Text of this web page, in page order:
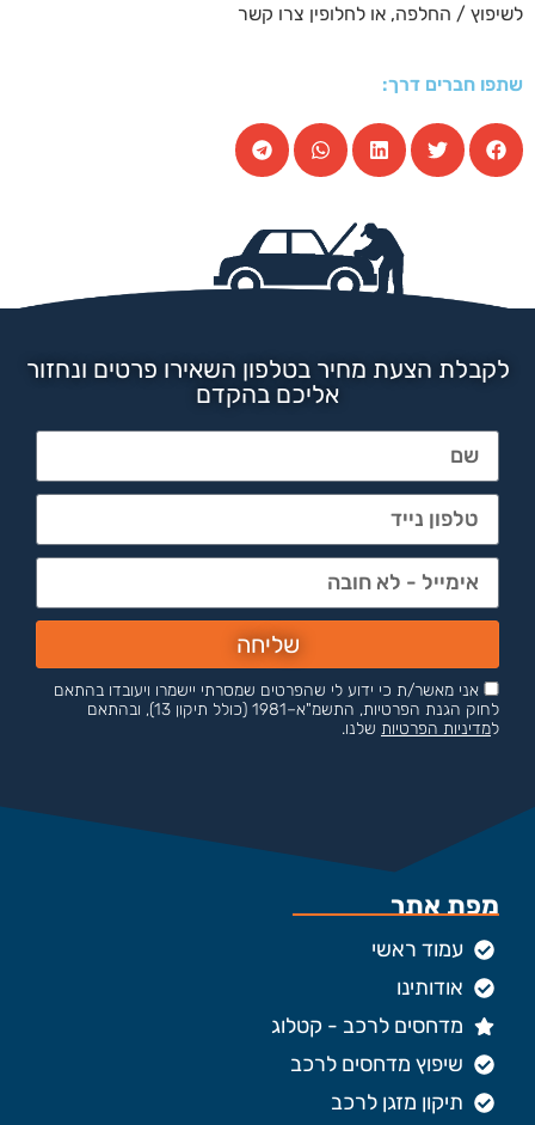
לשיפוץ / החלפה, או לחלופין צרו קשר
שתפו חברים דרך:
לקבלת הצעת מחיר בטלפון השאירו פרטים ונחזור
אליכם בהקדם
אני מאשר/ת כי ידוע לי שהפרטים שמסרתי יישמרו ויעובדו בהתאם
לחוק הגנת הפרטיות, התשמ"א–1981 (כולל תיקון 13), ובהתאם
למדיניות הפרטיות שלנו.
שליחה
מפת אתר
עמוד ראשי
אודותינו
מדחסים לרכב - קטלוג
שיפוץ מדחסים לרכב
תיקון מזגן לרכב